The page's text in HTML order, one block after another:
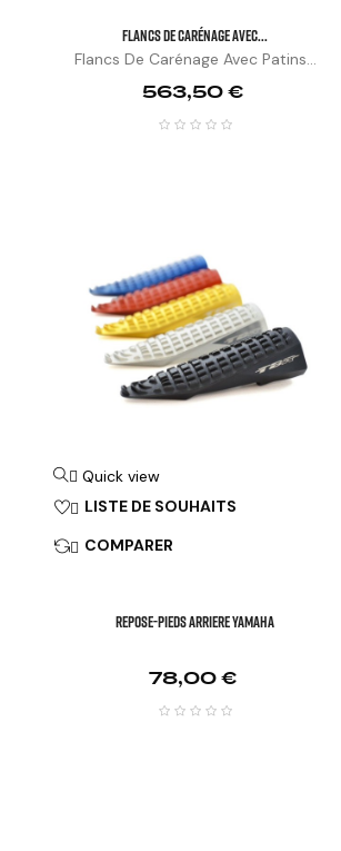
Flancs De Carénage Avec...
Flancs De Carénage Avec Patins...
Prix
563,50 €
 Quick view
 LISTE DE SOUHAITS
 COMPARER
REPOSE-PIEDS ARRIERE YAMAHA
Prix
78,00 €